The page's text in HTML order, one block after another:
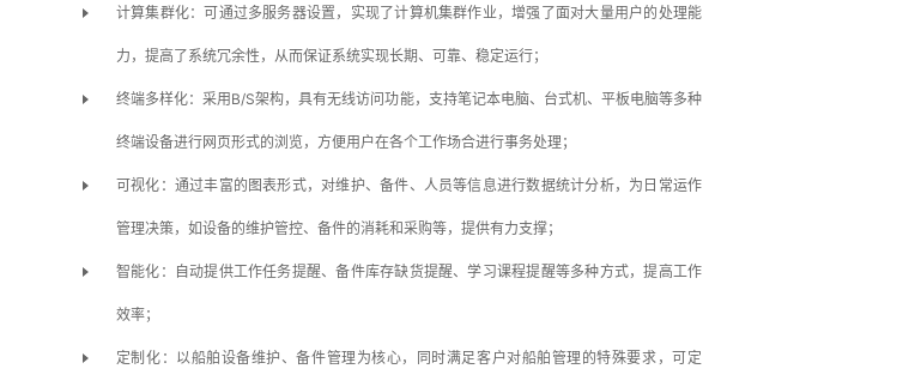
计算集群化：可通过多服务器设置，实现了计算机集群作业，增强了面对大量用户的处理能
力，提高了系统冗余性，从而保证系统实现长期、可靠、稳定运行；
终端多样化：采用B/S架构，具有无线访问功能，支持笔记本电脑、台式机、平板电脑等多种
终端设备进行网页形式的浏览，方便用户在各个工作场合进行事务处理；
可视化：通过丰富的图表形式，对维护、备件、人员等信息进行数据统计分析，为日常运作
管理决策，如设备的维护管控、备件的消耗和采购等，提供有力支撑；
智能化：自动提供工作任务提醒、备件库存缺货提醒、学习课程提醒等多种方式，提高工作
效率；
定制化：以船舶设备维护、备件管理为核心，同时满足客户对船舶管理的特殊要求，可定